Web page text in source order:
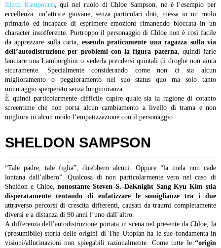
Elena Kampouris, qui nel ruolo di Chloe Sampson, ne è l’esempio per
eccellenza: un’attrice giovane, senza particolari doti, messa in un ruolo
primario ed incapace di esprimere emozioni rimanendo bloccata in un
character insofferente. Purtroppo il personaggio di Chloe non è così facile
da apprezzare sulla carta, essendo praticamente una ragazza sulla via
dell’autodistruzione per problemi con la figura paterna, quindi farle
lanciare una Lamborghini o vederla prendersi quintali di droghe non aiuta
sicuramente. Specialmente considerando come non ci sia alcun
miglioramento o peggioramento nel suo status quo ma solo tanto
minutaggio sperperato senza lungimiranza.
È quindi particolarmente difficile capire quale sia la ragione di cotanto
screentime che non porta alcun cambiamento a livello di trama e non
migliora in alcun modo l’empatizzazione con il personaggio.
SHELDON SAMPSON
“Tale padre, tale figlia”, direbbero alcuni. Oppure “la mela non cade
lontana dall’albero”. Qualcosa di non particolarmente vero nel caso di
Sheldon e Chloe,nonostanteSteven S. DeKnightSang Kyu Kim stia
disperatamente tentando di enfatizzare le somiglianze tra i due
attraverso percorsi di crescita differenti, causati da traumi completamente
diversi e a distanza di 90 anni l’uno dall’altro.
A differenza dell’autodistruzione portata in scena nel presente da Chloe, la
(presumibile) storia delle origini di The Utopian ha le sue fondamenta in
visioni/allucinazioni non spiegabili razionalmente. Come tutte le “origin